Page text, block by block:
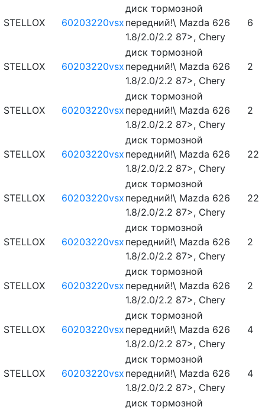
STELLOX 60203220vsx
диск тормозной
передний!\ Mazda 626
1.8/2.0/2.2 87>, Chery
6
STELLOX 60203220vsx
диск тормозной
передний!\ Mazda 626
1.8/2.0/2.2 87>, Chery
2
STELLOX 60203220vsx
диск тормозной
передний!\ Mazda 626
1.8/2.0/2.2 87>, Chery
2
STELLOX 60203220vsx
диск тормозной
передний!\ Mazda 626
1.8/2.0/2.2 87>, Chery
22
STELLOX 60203220vsx
диск тормозной
передний!\ Mazda 626
1.8/2.0/2.2 87>, Chery
22
STELLOX 60203220vsx
диск тормозной
передний!\ Mazda 626
1.8/2.0/2.2 87>, Chery
2
STELLOX 60203220vsx
диск тормозной
передний!\ Mazda 626
1.8/2.0/2.2 87>, Chery
2
STELLOX 60203220vsx
диск тормозной
передний!\ Mazda 626
1.8/2.0/2.2 87>, Chery
4
STELLOX 60203220vsx
диск тормозной
передний!\ Mazda 626
1.8/2.0/2.2 87>, Chery
4
диск тормозной